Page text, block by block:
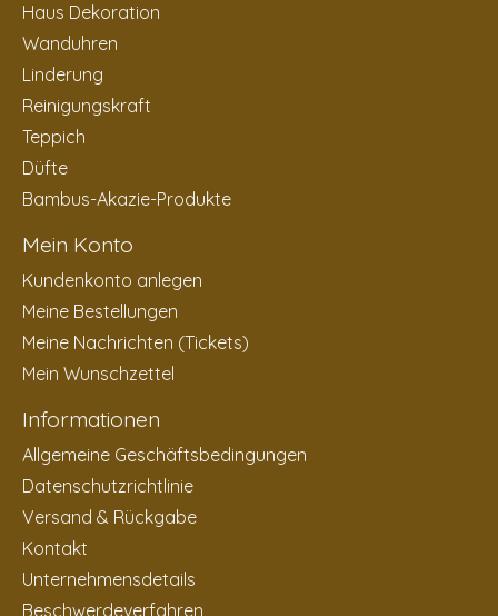
Haus Dekoration
Wanduhren
Linderung
Reinigungskraft
Teppich
Düfte
Bambus-Akazie-Produkte
Mein Konto
Kundenkonto anlegen
Meine Bestellungen
Meine Nachrichten (Tickets)
Mein Wunschzettel
Informationen
Allgemeine Geschäftsbedingungen
Datenschutzrichtlinie
Versand & Rückgabe
Kontakt
Unternehmensdetails
Beschwerdeverfahren